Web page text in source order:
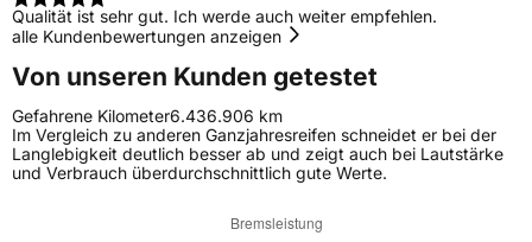
Qualität ist sehr gut. Ich werde auch weiter empfehlen.
alle Kundenbewertungen anzeigen
Von unseren Kunden getestet
Gefahrene Kilometer6.436.906 km
Im Vergleich zu anderen Ganzjahresreifen schneidet er bei der
Langlebigkeit deutlich besser ab und zeigt auch bei Lautstärke
und Verbrauch überdurchschnittlich gute Werte.